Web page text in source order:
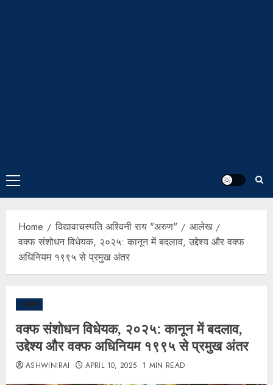
Home विद्यावाचस्पति अश्विनी राय "अरुण"
आलेख
वक्फ संशोधन विधेयक, २०२५: कानून में बदलाव, उद्देश्य और वक्फ
अधिनियम १९९५ से प्रमुख अंतर
आलेख
वक्फ संशोधन विधेयक, २०२५: कानून में बदलाव,
उद्देश्य और वक्फ अधिनियम १९९५ से प्रमुख अंतर
ASHWINIRAI APRIL 10, 2025 1 MIN READ